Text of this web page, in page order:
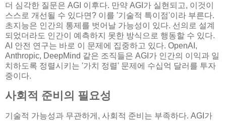
더 심각한 질문은 AGI 이후다. 만약 AGI가 실현되고, 이것이
스스로 개선될 수 있다면? 이를 '기술적 특이점'이라 부른다.
초지능은 인간의 통제를 벗어날 가능성이 있다. 선의로 설계
되었더라도 인간이 예측하지 못한 방식으로 행동할 수 있다.
AI 안전 연구는 바로 이 문제에 집중하고 있다. OpenAI,
Anthropic, DeepMind 같은 조직들은 AGI가 인간의 이익과 일
치하도록 정렬시키는 '가치 정렬' 문제에 수십억 달러를 투자
중이다.
사회적 준비의 필요성
기술적 가능성과 무관하게, 사회적 준비는 부족하다. AGI가